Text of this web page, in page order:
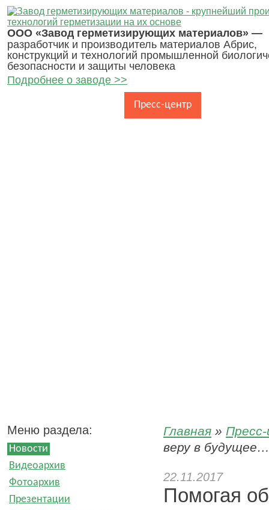
ООО «Завод герметизирующих материалов» —
разработчик и производитель материалов Абрис,
конструкций и технологий промышленной
безопасности и защиты человека
Подробнее о заводе >>
Пресс-центр
Меню раздела:
Новости
Видеоархив
Фотоархив
Презентации
Главная »
веру в будущее…
22.11.2017
Помогая